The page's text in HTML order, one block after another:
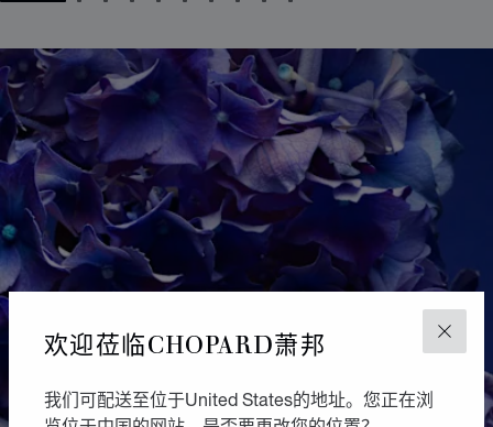
关闭
欢迎莅临CHOPARD萧邦
我们可配送至位于United States的地址。您正在浏
GO TO SLIDE 1GO TO SLIDE 2
GO TO SLIDE 3
GO TO SLIDE 4
GO TO SLIDE 5
GO TO SLIDE 6
GO TO SLIDE 7
GO TO SLIDE 8
GO TO SLIDE 9
GO TO SLIDE 10